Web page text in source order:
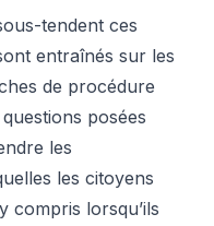
tendent ces
entraînés sur les
de procédure
posées
les
les citoyens
compris lorsqu’ils